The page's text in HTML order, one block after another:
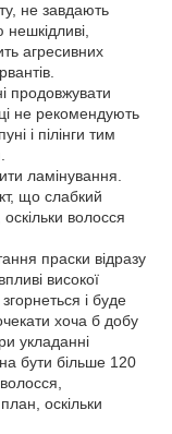
не завдають
агресивних
продовжувати
не рекомендують
і пілінги тим
ламінування.
що слабкий
волосся
праски відразу
високої
і буде
хоча б добу
укладанні
бути більше 120
оскільки